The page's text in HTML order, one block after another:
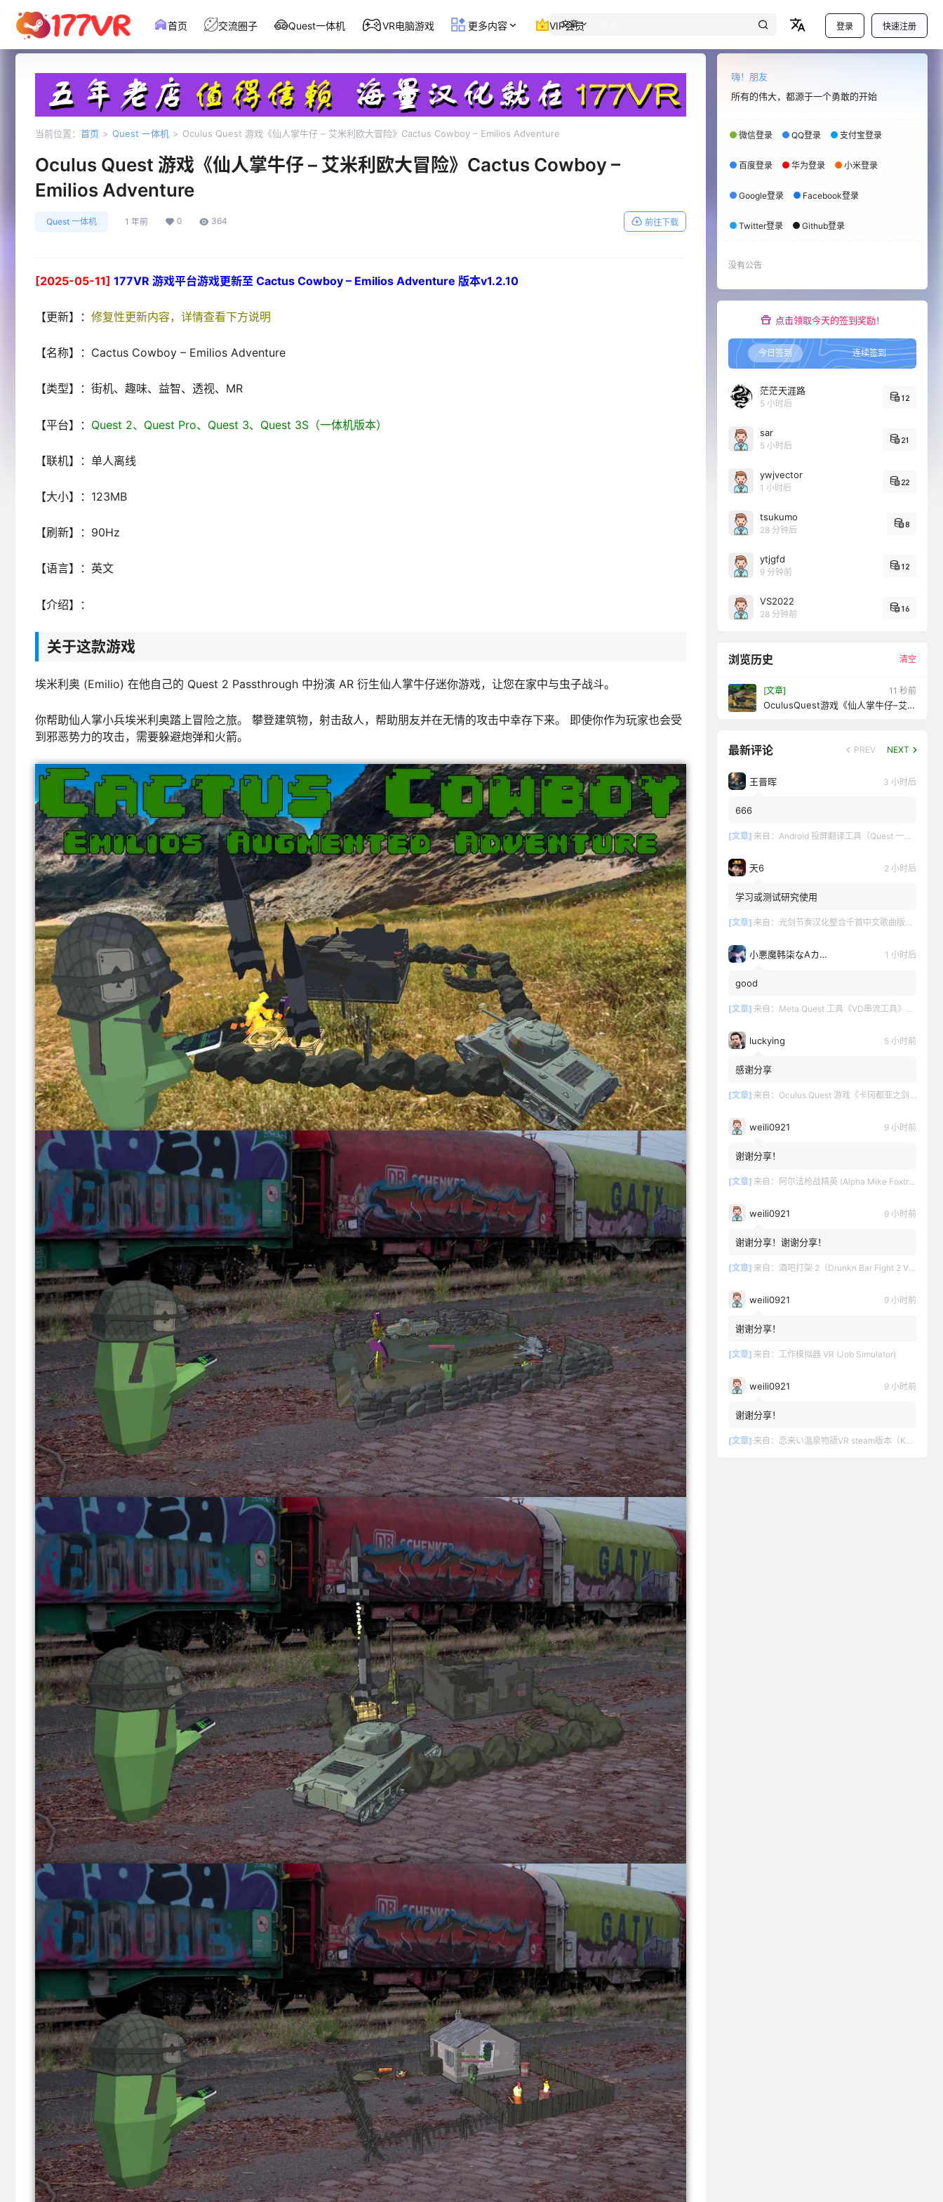
文章 登录 快速注册
首页 交流圈子 Quest一体机 VR电脑游戏 更多内容 VIP会员
当前位置： 首页 > Quest 一体机 > Oculus Quest 游戏《仙人掌牛仔 – 艾米利欧大冒险》Cactus Cowboy – Emilios Adventure
Oculus Quest 游戏《仙人掌牛仔 – 艾米利欧大冒险》Cactus Cowboy –
Emilios Adventure
Quest 一体机 1 年前 0 364 前往下载
[2025-05-11] 177VR 游戏平台游戏更新至 Cactus Cowboy – Emilios Adventure 版本v1.2.10
【更新】： 修复性更新内容，详情查看下方说明
【名称】：Cactus Cowboy – Emilios Adventure
【类型】：街机、趣味、益智、透视、MR
【平台】： Quest 2、Quest Pro、Quest 3、Quest 3S（一体机版本）
【联机】：单人离线
【大小】：123MB
【刷新】：90Hz
【语言】：英文
【介绍】：
关于这款游戏
埃米利奥 (Emilio) 在他自己的 Quest 2 Passthrough 中扮演 AR 衍生仙人掌牛仔迷你游戏，让您在家中与虫子战斗。
你帮助仙人掌小兵埃米利奥踏上冒险之旅。 攀登建筑物，射击敌人，帮助朋友并在无情的攻击中幸存下来。 即使你作为玩家也会受
到邪恶势力的攻击，需要躲避炮弹和火箭。
嗨！朋友
所有的伟大，都源于一个勇敢的开始
微信登录 QQ登录 支付宝登录
百度登录 华为登录 小米登录
Google登录 Facebook登录
Twitter登录 Github登录
没有公告
点击领取今天的签到奖励！
今日签到 连续签到
茫茫天涯路
5 小时后
12
sar
5 小时后
21
ywjvector
1 小时后
22
tsukumo
28 分钟后
8
ytjgfd
9 分钟前
12
VS2022
28 分钟前
16
浏览历史 清空
[文章] 13 秒前
OculusQuest游戏《仙人掌牛仔–艾米
最新评论 PREV NEXT
王晋晖 3 小时后
666
[文章] 来自： Android 投屏翻译工具（Quest 一键投屏和翻译）
天6 2 小时后
学习或测试研究使用
[文章] 来自： 光剑节奏汉化整合千首中文歌曲版（Beat Saber VR）全DLC解锁懒人带自定义歌曲版
小悪魔韩柒なAカップ魅 1 小时后
good
[文章] 来自： Meta Quest 工具《VD串流工具》Virtual Desktop 破解版
luckying 5 小时前
感谢分享
[文章] 来自： Oculus Quest 游戏《卡冈都亚之剑》Swords of Gargantua
weili0921 9 小时前
谢谢分享！
[文章] 来自： 阿尔法枪战精英 (Alpha Mike Foxtrot VR – AMF VR)
weili0921 9 小时前
谢谢分享！谢谢分享！
[文章] 来自： 酒吧打架 2（Drunkn Bar Fight 2 VR）
weili0921 9 小时前
谢谢分享！
[文章] 来自： 工作模拟器 VR (Job Simulator)
weili0921 9 小时前
谢谢分享！
[文章] 来自： 恋来い温泉物語VR steam版本（KoiKoiMonogatari VR）